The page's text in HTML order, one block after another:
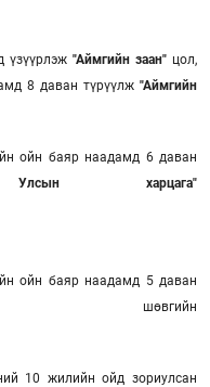
үзүүрлэж"Аймгийн заан" цол,
8 даван түрүүлж "Аймгийн
ойн баяр наадамд 6 даван
харцага"
ойн баяр наадамд 5 даван
шөвгийн
10 жилийн ойд зориулсан